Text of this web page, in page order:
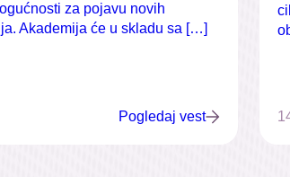
za pojavu novih
Akademija će u skladu sa […]
Pogledaj vest